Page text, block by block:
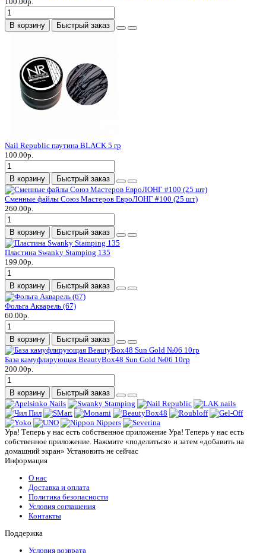
В корзину Быстрый заказ
Nail Republic паутина BLACK 5 гр
100.00р.
В корзину Быстрый заказ
Сменные файлы Союз Мастеров ЕвроЛОНГ #100 (25 шт)
260.00р.
В корзину Быстрый заказ
Пластина Swanky Stamping 135
199.00р.
В корзину Быстрый заказ
Фольга Акварель (67)
60.00р.
В корзину Быстрый заказ
База камуфлирующая BeautyBox48 Sun Gold №06 10гр
200.00р.
В корзину Быстрый заказ
Ура! Теперь у нас есть собственное приложение Ура! Теперь у нас есть
собственное приложение. Нажмите «поделиться» и затем «добавить на
домашний экран» Установить не сейчас
Информация
О нас
Доставка и оплата
Политика безопасности
Условия соглашения
Контакты
Поддержка
Условия возврата